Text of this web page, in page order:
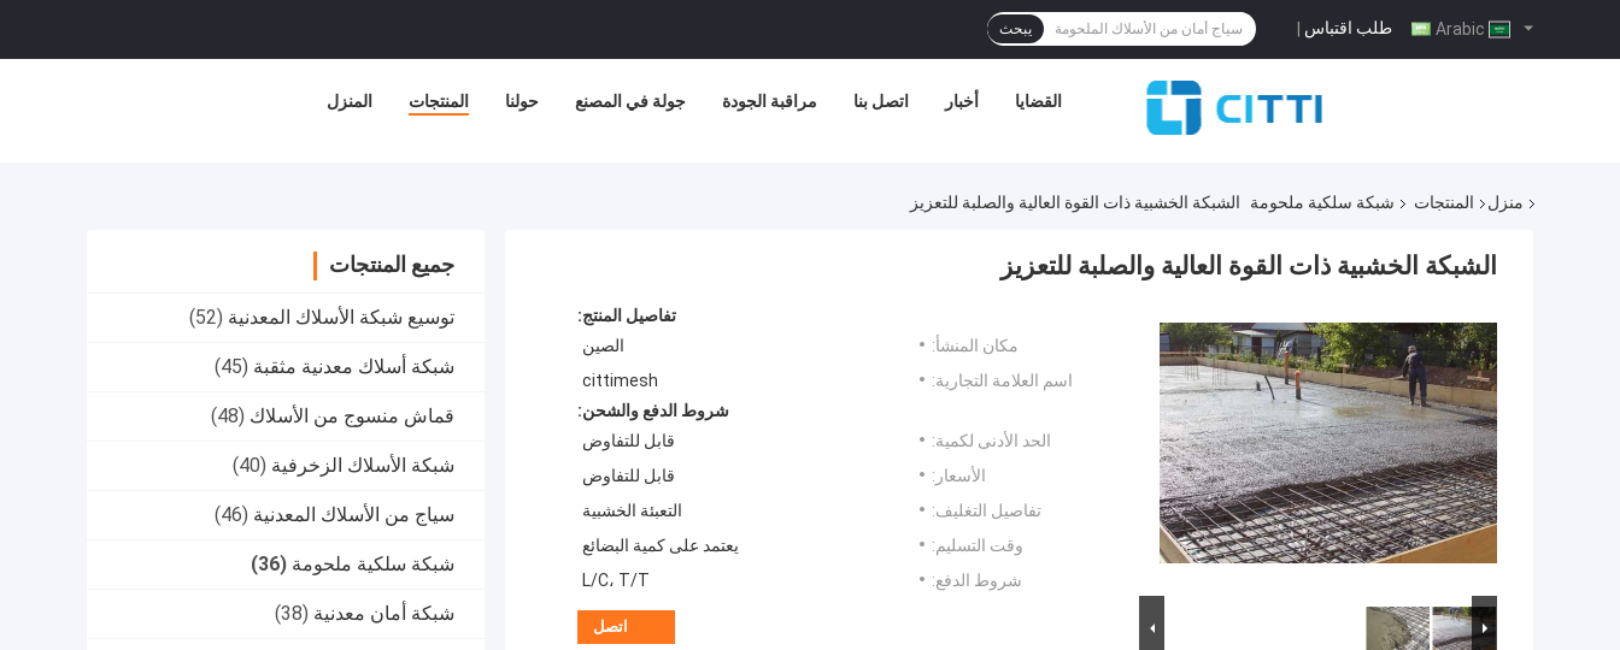
طلب اقتباس | يبحث
المنزل المنتجات حولنا جولة في المصنع مراقبة الجودة اتصل بنا أخبار القضايا
منزل المنتجات شبكة سلكية ملحومة الشبكة الخشبية ذات القوة العالية والصلبة للتعزيز
جميع المنتجات
توسيع شبكة الأسلاك المعدنية (52)
شبكة أسلاك معدنية مثقبة (45)
قماش منسوج من الأسلاك (48)
شبكة الأسلاك الزخرفية (40)
سياج من الأسلاك المعدنية (46)
شبكة سلكية ملحومة (36)
شبكة أمان معدنية (38)
الشبكة الخشبية ذات القوة العالية والصلبة للتعزيز
تفاصيل المنتج:
مكان المنشأ:
الصين
اسم العلامة التجارية:
cittimesh
شروط الدفع والشحن:
الحد الأدنى لكمية:
قابل للتفاوض
الأسعار:
قابل للتفاوض
تفاصيل التغليف:
التعبئة الخشبية
وقت التسليم:
يعتمد على كمية البضائع
شروط الدفع:
L/C، T/T
اتصل